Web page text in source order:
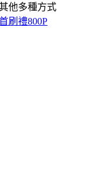
他多種方式
刷禮800P